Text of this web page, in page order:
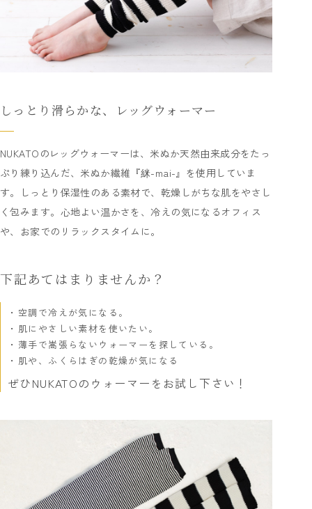
しっとり滑らかな、レッグウォーマー
NUKATOのレッグウォーマーは、米ぬか天然由来成分をたっ
ぷり練り込んだ、米ぬか繊維『䋛-mai-』を使用していま
す。しっとり保湿性のある素材で、乾燥しがちな肌をやさし
く包みます。心地よい温かさを、冷えの気になるオフィス
や、お家でのリラックスタイムに。
下記あてはまりませんか？
空調で冷えが気になる。
肌にやさしい素材を使いたい。
薄手で嵩張らないウォーマーを探している。
肌や、ふくらはぎの乾燥が気になる
ぜひNUKATOのウォーマーをお試し下さい！